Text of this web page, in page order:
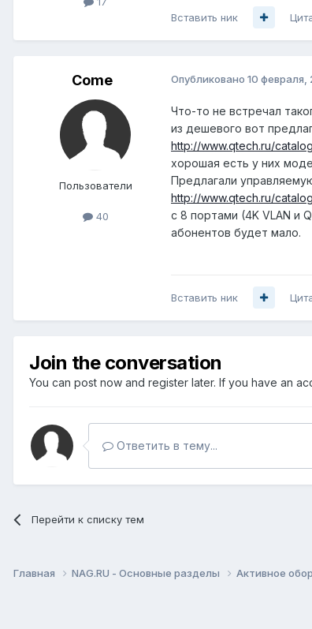
Вставить ник
Come
Пользователи
40
Опубликовано 10 февраля,
Что-то не встречал
из дешевого вот
http://www.qtech.ru/
хорошая есть у них
Предлагали
http://www.qtech.ru/
с 8 портами (4K VLAN и
абонентов будет мало.
Вставить ник
Join the conversation
You can post now and register later. If you have an
Ответить в тему...
Перейти к списку тем
Главная NAG.RU - Основные разделы Активное